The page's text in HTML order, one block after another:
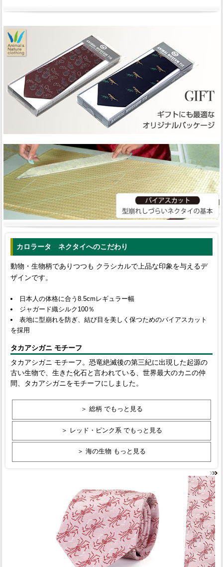
カロラータ ネクタイへのこだわり
動物・生物柄でありつつも クラシカルで上品な印象を与えるデ
ザインです。
日本人の体格に合う8.5cmレギュラー幅
ジャガード織シルク100％
表地に型崩れを防ぎ、結び目を美しく保つためのバイアスカット
を採用
タカアシガニ モチーフ
タカアシガニ モチーフ。恐竜絶滅後の第三紀に出現した起源の
古い生物で、生きた化石と言われている、世界最大のカニの仲
間、タカアシガニをモチーフにしました。
＞ 総柄 でもっと見る
＞ レッド・ピンク系 でもっと見る
＞ 海の生物 もっと見る